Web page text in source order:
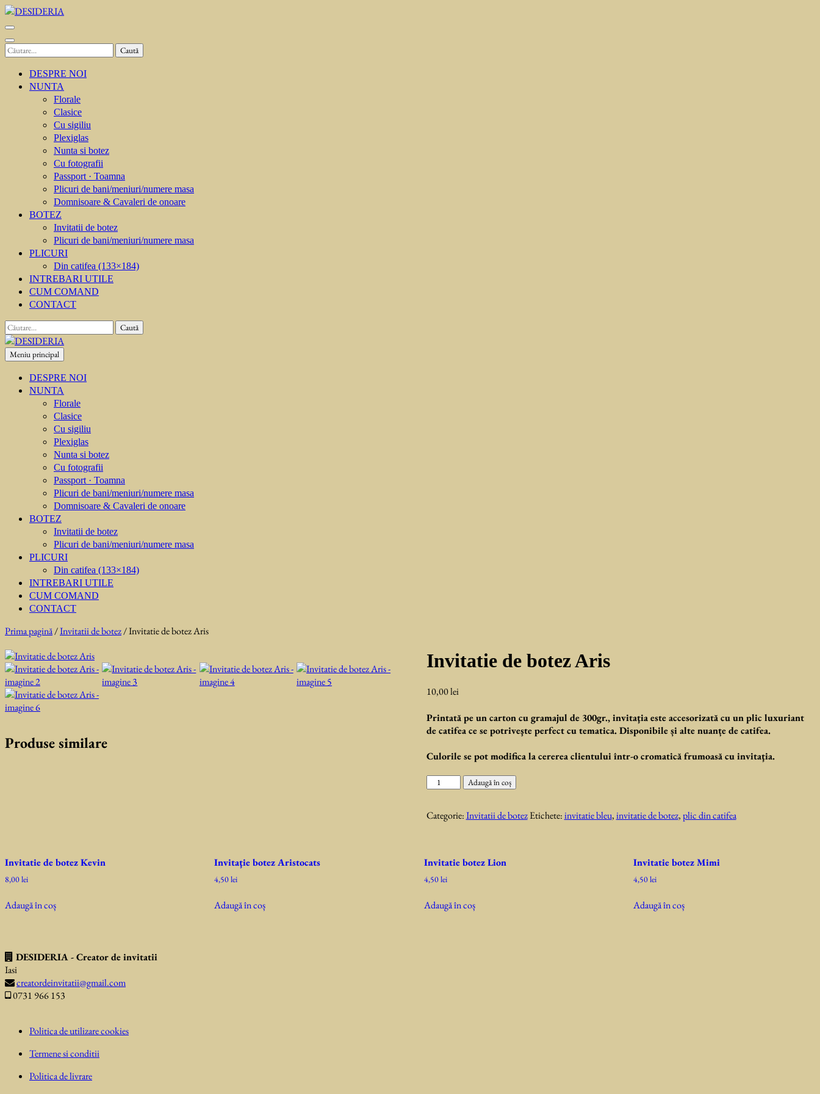
Sari
la
conținut
(apasă
Caută
DESPRE NOI
NUNTA
Florale
Clasice
Cu sigiliu
Plexiglas
Nunta si botez
Cu fotografii
Passport · Toamna
Plicuri de bani/meniuri/numere masa
Domnisoare & Cavaleri de onoare
BOTEZ
Invitatii de botez
Plicuri de bani/meniuri/numere masa
PLICURI
Din catifea (133×184)
INTREBARI UTILE
CUM COMAND
CONTACT
Caută
după:
DESIDERIA
Creator de invitati
Meniu principal
DESPRE NOI
NUNTA
Florale
Clasice
Cu sigiliu
Plexiglas
Nunta si botez
Cu fotografii
Passport · Toamna
Plicuri de bani/meniuri/numere masa
Domnisoare & Cavaleri de onoare
BOTEZ
Invitatii de botez
Plicuri de bani/meniuri/numere masa
PLICURI
Din catifea (133×184)
INTREBARI UTILE
CUM COMAND
CONTACT
Prima pagină/Invitatii de botez/ Invitatie de botez Aris
Invitatie de botez Aris
10,00lei
Printată pe un carton cu gramajul de 300gr., invitaţia este accesorizată cu un plic luxuriant
de catifea ce se potriveşte perfect cu tematica. Disponibile și alte nuanțe de catifea.
Culorile se pot modifica la cererea clientului într-o cromatică frumoasă cu invitaţia.
Cantitate
botez
Adaugă în coș
Categorie:Invitatii de botez Etichete:invitatie bleu,invitatie de botez,plic din catifea
Produse similare
Invitatie de botez Kevin
8,00lei
Adaugă în coș
Invitaţie botez Aristocats
4,50lei
Adaugă în coș
Invitatie botez Lion
4,50lei
Adaugă în coș
Invitatie botez Mimi
4,50lei
Adaugă în coș
DESIDERIA - Creator de invitatii
Iasi
creatordeinvitatii@gmail.com
0731 966 153
Politica de utilizare cookies
Termene si conditii
Politica de livrare